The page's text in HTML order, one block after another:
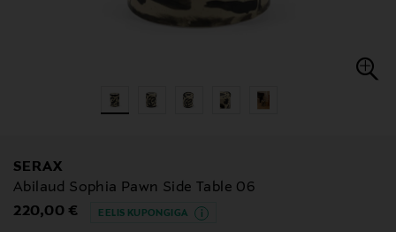
SERAX
Abilaud Sophia Pawn Side Table 06
Original Price
220,00 € EELIS KUPONGIGA